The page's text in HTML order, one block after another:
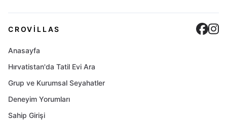
CROVILLAS
Anasayfa
Hırvatistan'da Tatil Evi Ara
Grup ve Kurumsal Seyahatler
Deneyim Yorumları
Sahip Girişi